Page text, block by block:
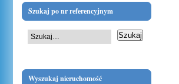
Szukaj po nr referencyjnym
Wyszukaj nieruchomość